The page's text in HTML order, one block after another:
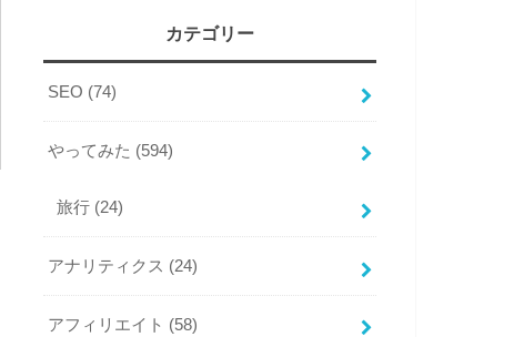
カテゴリー
SEO (74)
やってみた (594)
旅行 (24)
アナリティクス (24)
アフィリエイト (58)